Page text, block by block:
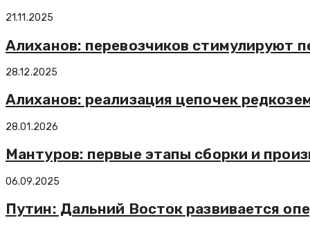
21.11.2025
Алиханов: перевозчиков стимулируют
28.12.2025
Алиханов: реализация цепочек
28.01.2026
Мантуров: первые этапы сборки и
06.09.2025
Путин: Дальний Восток развивается